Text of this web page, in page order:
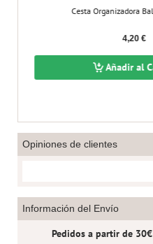
Cesta Organizadora Balance Blanco
Añadir al Carrito
Opiniones de clientes
Información del Envío
Pedidos a partir de 30€